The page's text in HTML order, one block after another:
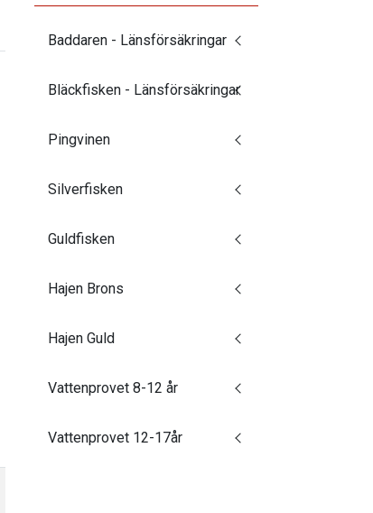
Baddaren - Länsförsäkringar
Bläckfisken - Länsförsäkringar
Pingvinen
Silverfisken
Guldfisken
Hajen Brons
Hajen Guld
Vattenprovet 8-12 år
Vattenprovet 12-17år